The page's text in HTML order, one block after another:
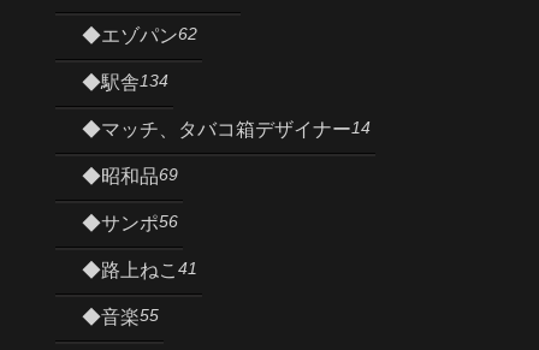
◆エゾパン62
◆駅舎134
◆マッチ、タバコ箱デザイナー14
◆昭和品69
◆サンポ56
◆路上ねこ 41
◆音楽55